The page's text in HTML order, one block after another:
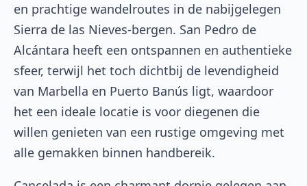
en prachtige wandelroutes in de nabijgelegen
Sierra de las Nieves-bergen. San Pedro de
Alcántara heeft een ontspannen en authentieke
sfeer, terwijl het toch dichtbij de levendigheid
van Marbella en Puerto Banús ligt, waardoor
het een ideale locatie is voor diegenen die
willen genieten van een rustige omgeving met
alle gemakken binnen handbereik.